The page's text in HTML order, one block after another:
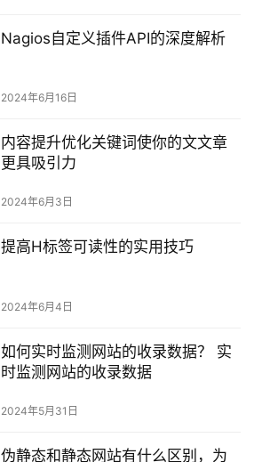
Nagios自定义插件API的深度解析
2024年6月16日
内容提升优化关键词使你的文文章
更具吸引力
2024年6月3日
提高H标签可读性的实用技巧
2024年6月4日
如何实时监测网站的收录数据？ 实
时监测网站的收录数据
2024年5月31日
伪静态和静态网站有什么区别，为